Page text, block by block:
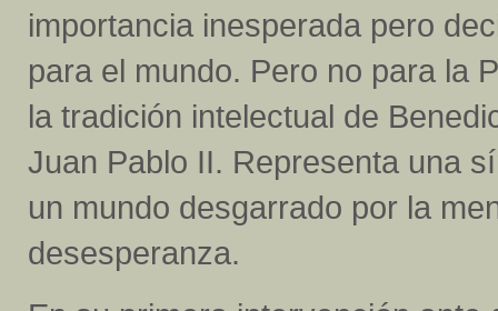
importancia inesperada pero
para el mundo. Pero no para la
la tradición intelectual de
Juan Pablo II. Representa una
un mundo desgarrado por la
desesperanza.